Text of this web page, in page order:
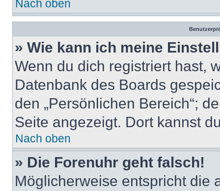
Nach oben
» Wie kann ich meine
Wenn du dich registriert hast,
Datenbank des Boards
den „Persönlichen Bereich“;
Seite angezeigt. Dort kannst
Nach oben
» Die Forenuhr geht falsch!
Möglicherweise entspricht die